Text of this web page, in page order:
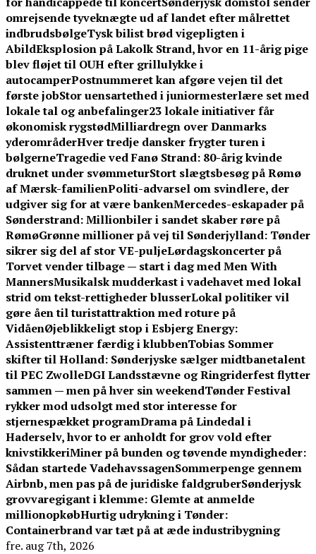
omrejsende tyveknægte ud af landet efter målrettet
indbrudsbølgeTysk bilist brød vigepligten i
AbildEksplosion på Lakolk Strand, hvor en 11-årig pige
blev fløjet til OUH efter grillulykke i
autocamperPostnummeret kan afgøre vejen til det
første jobStor uensartethed i juniormesterlære set med
lokale tal og anbefalinger23 lokale initiativer får
økonomisk rygstødMilliardregn over Danmarks
yderområderHver tredje dansker frygter turen i
bølgerneTragedie ved Fanø Strand: 80-årig kvinde
druknet under svømmeturStort slægtsbesøg på Rømø
af Mærsk-familienPoliti-advarsel om svindlere, der
udgiver sig for at være bankenMercedes-eskapader på
Sønderstrand: Millionbiler i sandet skaber røre på
RømøGrønne millioner på vej til Sønderjylland: Tønder
sikrer sig del af stor VE-puljeLørdagskoncerter på
Torvet vender tilbage — start i dag med Men With
MannersMusikalsk mudderkast i vadehavet med lokal
strid om tekst-rettigheder blusserLokal politiker vil
gøre åen til turistattraktion med roture på
VidåenØjeblikkeligt stop i Esbjerg Energy:
Assistenttræner færdig i klubbenTobias Sommer
skifter til Holland: Sønderjyske sælger midtbanetalent
til PEC ZwolleDGI Landsstævne og Ringriderfest flytter
sammen — men på hver sin weekendTønder Festival
rykker mod udsolgt med stor interesse for
stjernespækket programDrama på Lindedal i
Haderselv, hvor to er anholdt for grov vold efter
knivstikkeriMiner på bunden og tøvende myndigheder:
Sådan startede VadehavssagenSommerpenge gennem
Airbnb, men pas på de juridiske faldgruberSønderjysk
grovvaregigant i klemme: Glemte at anmelde
millionopkøbHurtig udrykning i Tønder:
Containerbrand var tæt på at æde industribygning
fre. aug 7th, 2026